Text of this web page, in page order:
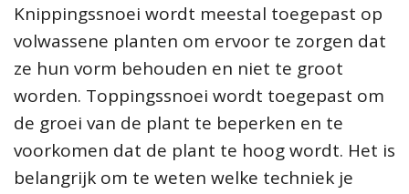
Knippingssnoei wordt meestal toegepast op
volwassene planten om ervoor te zorgen dat
ze hun vorm behouden en niet te groot
worden. Toppingssnoei wordt toegepast om
de groei van de plant te beperken en te
voorkomen dat de plant te hoog wordt. Het is
belangrijk om te weten welke techniek je